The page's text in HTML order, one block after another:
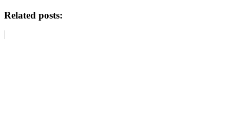
Related posts: